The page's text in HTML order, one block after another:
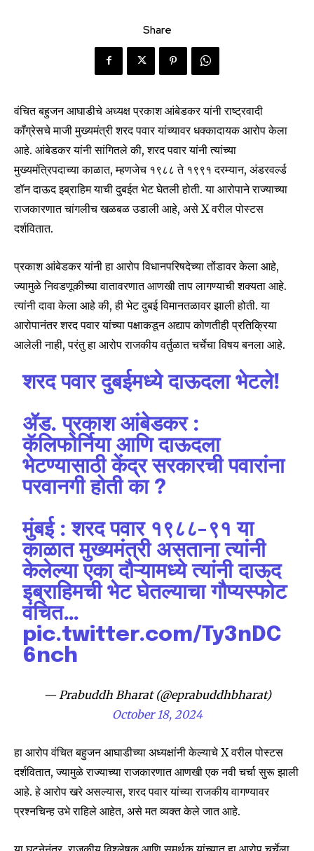
Join our community of
SUBSCRIBERS and be part of the
conversation.
or click the subscribe button below. Don't worry, we respect
your privacy and won't spam your inbox. Your information is
SUBSCRIBE
I've read and accept thePrivacy Policy.
Share
वंचित बहुजन आघाडीचे अध्यक्ष प्रकाश आंबेडकर यांनी राष्ट्रवादी
काँग्रेसचे माजी मुख्यमंत्री शरद पवार यांच्यावर धक्कादायक आरोप केला
आहे. आंबेडकर यांनी सांगितले की, शरद पवार यांनी त्यांच्या
मुख्यमंत्रिपदाच्या काळात, म्हणजेच १९८८ ते १९९१ दरम्यान, अंडरवर्ल्ड
डॉन दाऊद इब्राहिम याची दुबईत भेट घेतली होती. या आरोपाने राज्याच्या
राजकारणात चांगलीच खळबळ उडाली आहे, असे X वरील पोस्टस
दर्शवितात.
प्रकाश आंबेडकर यांनी हा आरोप विधानपरिषदेच्या तोंडावर केला आहे,
ज्यामुळे निवडणूकीच्या वातावरणात आणखी ताप लागण्याची शक्यता आहे.
त्यांनी दावा केला आहे की, ही भेट दुबई विमानतळावर झाली होती. या
आरोपानंतर शरद पवार यांच्या पक्षाकडून अद्याप कोणतीही प्रतिक्रिया
आलेली नाही, परंतु हा आरोप राजकीय वर्तुळात चर्चेचा विषय बनला आहे.
शरद पवार दुबईमध्ये दाऊदला भेटले!
ॲड. प्रकाश आंबेडकर :
कॅलिफोर्निया आणि दाऊदला
भेटण्यासाठी केंद्र सरकारची पवारांना
परवानगी होती का ?
मुंबई : शरद पवार १९८८-९१ या
काळात मुख्यमंत्री असताना त्यांनी
केलेल्या एका दौऱ्यामध्ये त्यांनी दाऊद
इब्राहिमची भेट घेतल्याचा गौप्यस्फोट
वंचित…
pic.twitter.com/Ty3nDC
6nch
— Prabuddh Bharat (@eprabuddhbharat)
October 18, 2024
हा आरोप वंचित बहुजन आघाडीच्या अध्यक्षांनी केल्याचे X वरील पोस्टस
दर्शवितात, ज्यामुळे राज्याच्या राजकारणात आणखी एक नवी चर्चा सुरू झाली
आहे. हे आरोप खरे असल्यास, शरद पवार यांच्या राजकीय वागण्यावर
प्रश्नचिन्ह उभे राहिले आहेत, असे मत व्यक्त केले जात आहे.